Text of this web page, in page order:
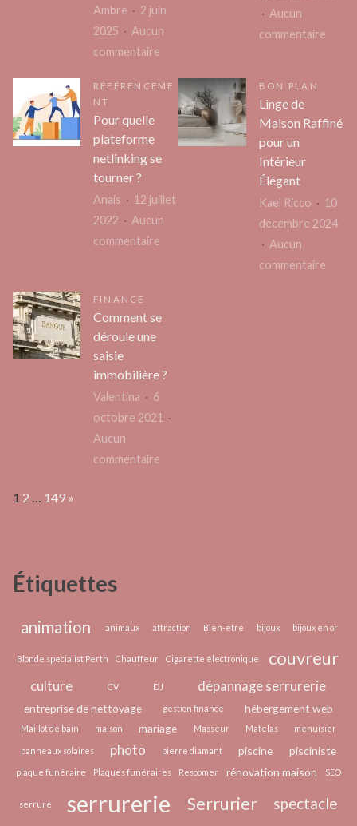
Ambre
2 juin
2025
Aucun
commentaire
des
couleurs
révélez
partenaire
parfait
Aucun
commentaire
:
les
RÉFÉRENCEME
NT
Pour quelle
plateforme
netlinking se
tourner ?
Anais
12 juillet
2022
Aucun
commentaire
netlinking
BON PLAN
Linge de
Maison Raffiné
pour un
Intérieur
Élégant
Kael Ricco
10
décembre 2024
Aucun
commentaire
FINANCE
Comment se
déroule une
saisie
immobilière ?
Valentina
6
octobre 2021
Aucun
commentaire
Page:
1 2 149 Next
»
Étiquettes
animation animaux attraction Bien-être bijoux bijoux en or
Blonde specialist Perth Chauffeur Cigarette électronique couvreur
culture CV DJ dépannage serrurerie
entreprise de nettoyage gestion finance hébergement web
Maillot de bain maison mariage Masseur Matelas menuisier
panneaux solaires photo pierre diamant piscine pisciniste
plaque funéraire Plaques funéraires Resoomer rénovation maison SEO
serrure serrurerie Serrurier spectacle